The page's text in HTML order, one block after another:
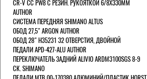
CR-V CC PW8 С РЕЗИН. РУКОЯТКОЙ 6/8X330ММ
AUTHOR
СИСТЕМА ПЕРЕДНЯЯ SHIMANO ALTUS
ОБОД 27,5" ARGON AUTHOR
ОБОД 28" H35231 32 ОТВЕРСТИЯ, ДВОЙНОЙ
ПЕДАЛИ APD-427-ALU AUTHOR
ПЕРЕКЛЮЧАТЕЛЬ ЗАДНИЙ ALIVIO ARDM3100SGS 8-9
СК. SHIMANO